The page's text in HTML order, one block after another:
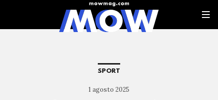
SPORT
1 agosto 2025